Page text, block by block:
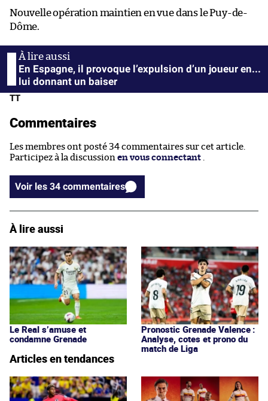
Nouvelle opération maintien en vue dans le Puy-de-
Dôme.
En Espagne, il provoque l’expulsion d’un joueur en...
lui donnant un baiser
TT
Commentaires
Les membres ont posté 34 commentaires sur cet article.
Participez à la discussion en vous connectant
Voir les 34 commentaires
À lire aussi
Le Real s’amuse et
condamne Grenade
Pronostic Grenade Valence :
Analyse, cotes et prono du
match de Liga
Articles en tendances